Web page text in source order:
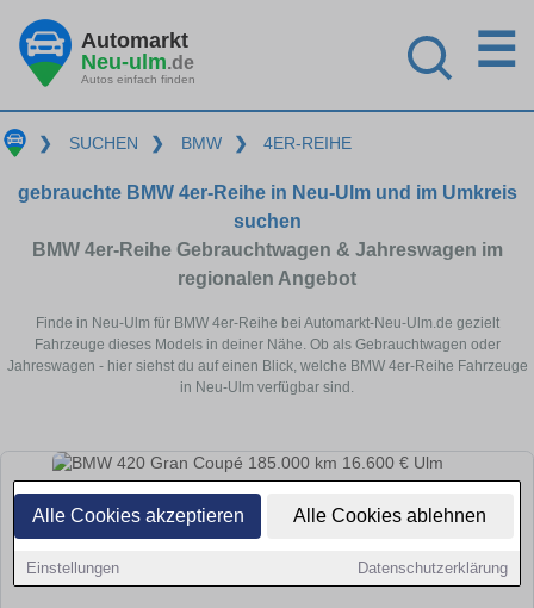
Alle Cookies akzeptieren Alle Cookies ablehnen
Einstellungen Datenschutzerklärung
Automarkt
Neu-ulm.de
Autos einfach finden
☰
❯ SUCHEN ❯ BMW ❯ 4ER-REIHE
gebrauchte BMW 4er-Reihe in Neu-Ulm und im Umkreis
suchen
BMW 4er-Reihe Gebrauchtwagen & Jahreswagen im
regionalen Angebot
Finde in Neu-Ulm für BMW 4er-Reihe bei Automarkt-Neu-Ulm.de gezielt
Fahrzeuge dieses Models in deiner Nähe. Ob als Gebrauchtwagen oder
Jahreswagen - hier siehst du auf einen Blick, welche BMW 4er-Reihe Fahrzeuge
in Neu-Ulm verfügbar sind.